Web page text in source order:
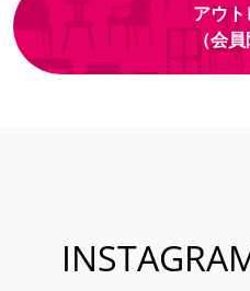
アウト
（会